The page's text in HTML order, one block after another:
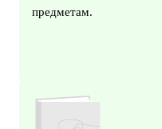
предметам.